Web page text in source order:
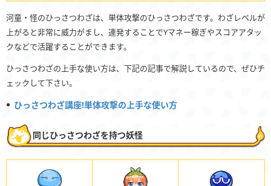
河童・怪のひっさつわざは、単体攻撃のひっさつわざです。わざレベルが
上がると非常に威力がまし、連発することでYマネー稼ぎやスコアアタッ
クなどで活躍することができます。
ひっさつわざの上手な使い方は、下記の記事で解説しているので、ぜひチ
ェックして下さい。
ひっさつわざ講座!単体攻撃の上手な使い方
同じひっさつわざを持つ妖怪